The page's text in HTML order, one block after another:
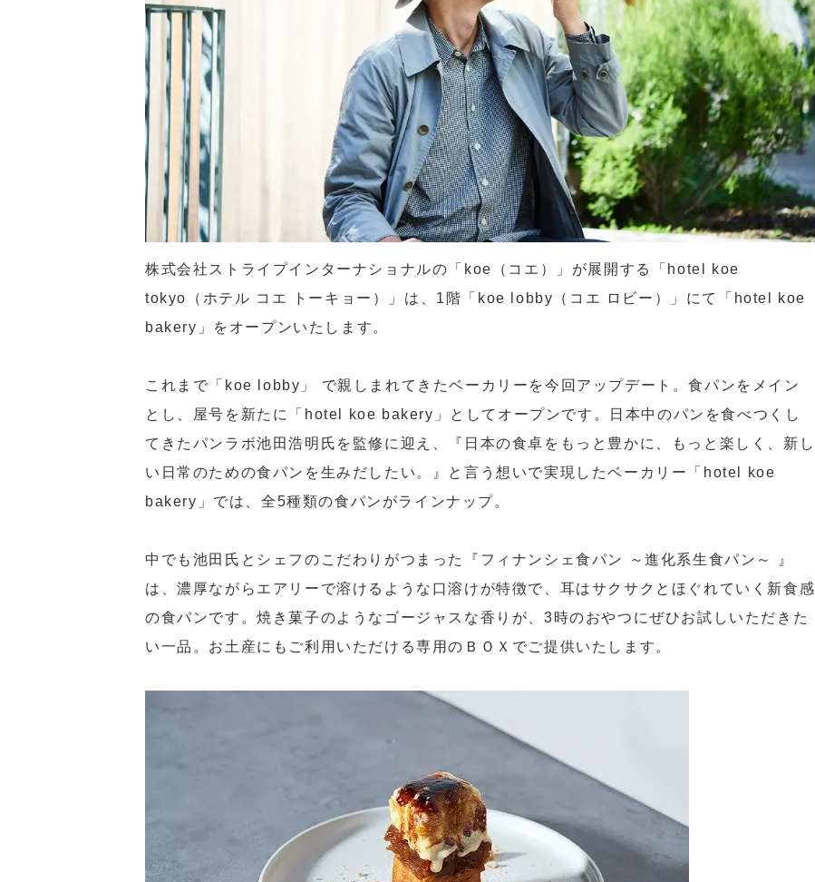
株式会社ストライプインターナショナルの「koe（コエ）」が展開する「hotel koe
tokyo（ホテル コエ トーキョー）」は、1階「koe lobby（コエ ロビー）」にて「hotel koe
bakery」をオープンいたします。
これまで「koe lobby」 で親しまれてきたベーカリーを今回アップデート。食パンをメイン
とし、屋号を新たに「hotel koe bakery」としてオープンです。日本中のパンを食べつくし
てきたパンラボ池田浩明氏を監修に迎え、『日本の食卓をもっと豊かに、もっと楽しく、新し
い日常のための食パンを生みだしたい。』と言う想いで実現したベーカリー「hotel koe
bakery」では、全5種類の食パンがラインナップ。
中でも池田氏とシェフのこだわりがつまった『フィナンシェ食パン ～進化系生食パン～ 』
は、濃厚ながらエアリーで溶けるような口溶けが特徴で、耳はサクサクとほぐれていく新食感
の食パンです。焼き菓子のようなゴージャスな香りが、3時のおやつにぜひお試しいただきた
い一品。お土産にもご利用いただける専用のＢＯＸでご提供いたします。